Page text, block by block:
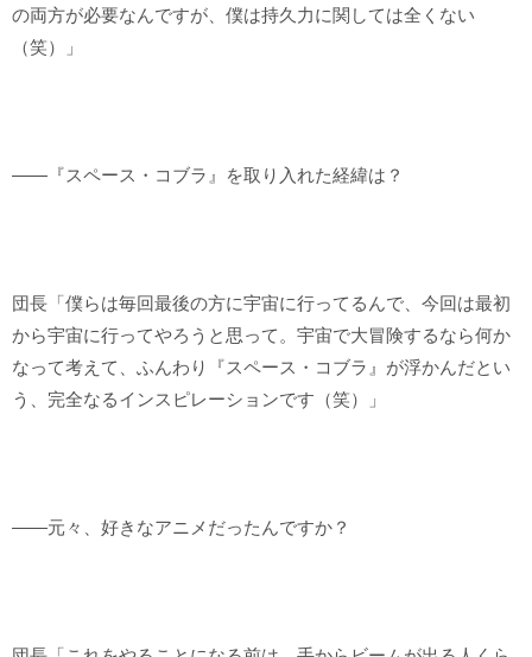
の両方が必要なんですが、僕は持久力に関しては全くない
（笑）」
――『スペース・コブラ』を取り入れた経緯は？
団長「僕らは毎回最後の方に宇宙に行ってるんで、今回は最初
から宇宙に行ってやろうと思って。宇宙で大冒険するなら何か
なって考えて、ふんわり『スペース・コブラ』が浮かんだとい
う、完全なるインスピレーションです（笑）」
――元々、好きなアニメだったんですか？